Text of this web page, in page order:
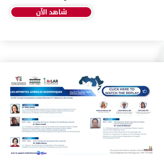
شاهد الآن